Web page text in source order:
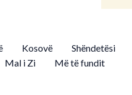
Kosovë Shëndetësi
Mal i Zi Më të fundit